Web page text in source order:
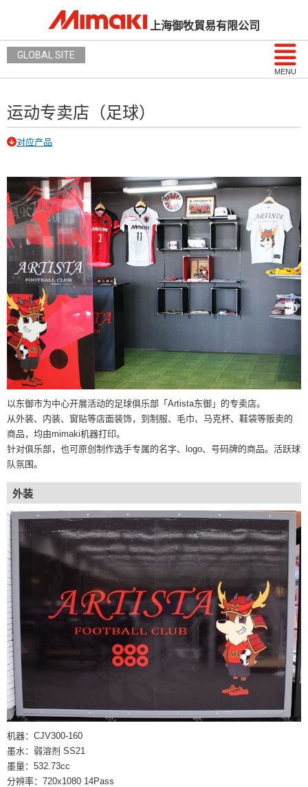
上海御牧貿易有限公司
MENU
GLOBAL SITE
运动专卖店（足球）
对应产品
以东御市为中心开展活动的足球俱乐部「Artista东御」的专卖店。
从外装、内装、窗贴等店面装饰，到制服、毛巾、马克杯、鞋袋等贩卖的
商品，均由mimaki机器打印。
针对俱乐部，也可原创制作选手专属的名字、logo、号码牌的商品。活跃球
队氛围。
外装
机器：CJV300-160
墨水：弱溶剂 SS21
墨量：532.73cc
分辨率：720x1080 14Pass